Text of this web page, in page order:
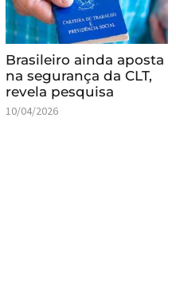
Brasileiro ainda aposta
na segurança da CLT,
revela pesquisa
10/04/2026